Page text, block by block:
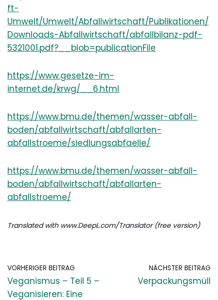
ft-
Umwelt/Umwelt/Abfallwirtschaft/Publikationen/
Downloads-Abfallwirtschaft/abfallbilanz-pdf-
5321001.pdf?__blob=publicationFile
https://www.gesetze-im-
internet.de/krwg/__6.html
https://www.bmu.de/themen/wasser-abfall-
boden/abfallwirtschaft/abfallarten-
abfallstroeme/siedlungsabfaelle/
https://www.bmu.de/themen/wasser-abfall-
boden/abfallwirtschaft/abfallarten-
abfallstroeme/
Translated with www.DeepL.com/Translator (free version)
VORHERIGER BEITRAG
Veganismus – Teil 5 –
Veganisieren: Eine
NÄCHSTER BEITRAG
Verpackungsmüll